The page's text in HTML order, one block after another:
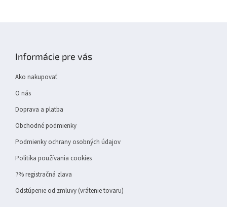
Informácie pre vás
Ako nakupovať
O nás
Doprava a platba
Obchodné podmienky
Podmienky ochrany osobných údajov
Politika používania cookies
7% registračná zlava
Odstúpenie od zmluvy (vrátenie tovaru)